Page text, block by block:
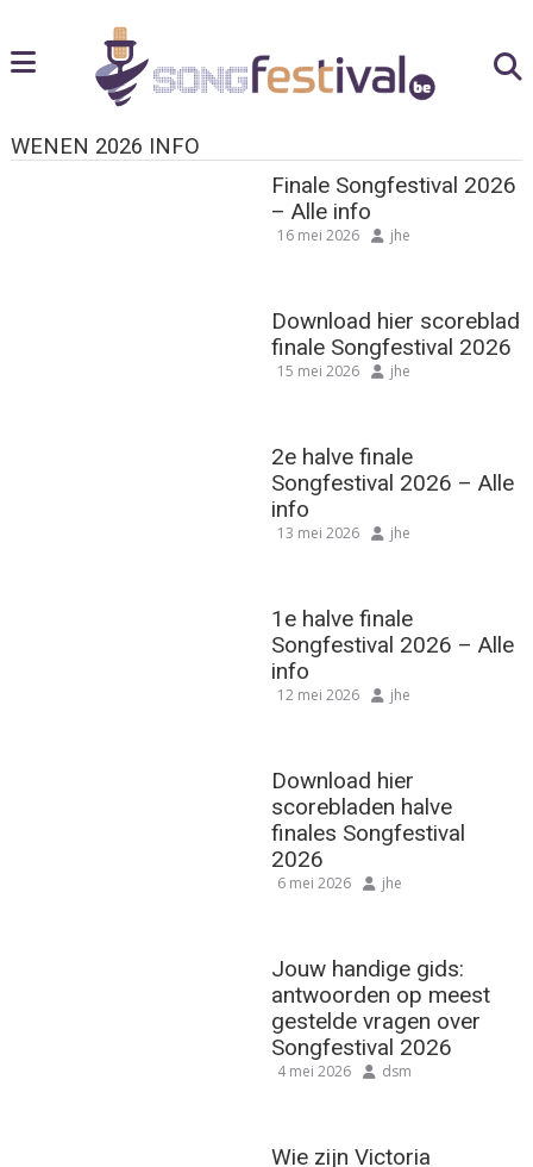
WENEN 2026 INFO
Finale Songfestival 2026
– Alle info
16 mei 2026 jhe
Download hier scoreblad
finale Songfestival 2026
15 mei 2026 jhe
2e halve finale
Songfestival 2026 – Alle
info
13 mei 2026 jhe
1e halve finale
Songfestival 2026 – Alle
info
12 mei 2026 jhe
Download hier
scorebladen halve
finales Songfestival
2026
6 mei 2026 jhe
Jouw handige gids:
antwoorden op meest
gestelde vragen over
Songfestival 2026
4 mei 2026 dsm
Wie zijn Victoria